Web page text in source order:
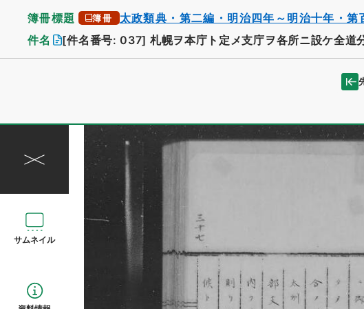
簿冊標題 簿冊 太政類典・第二編・明治四年～明治十年・
件名 [件名番号: 037] 札幌ヲ本庁ト定メ支庁ヲ各所ニ設ケ全道
サムネイル